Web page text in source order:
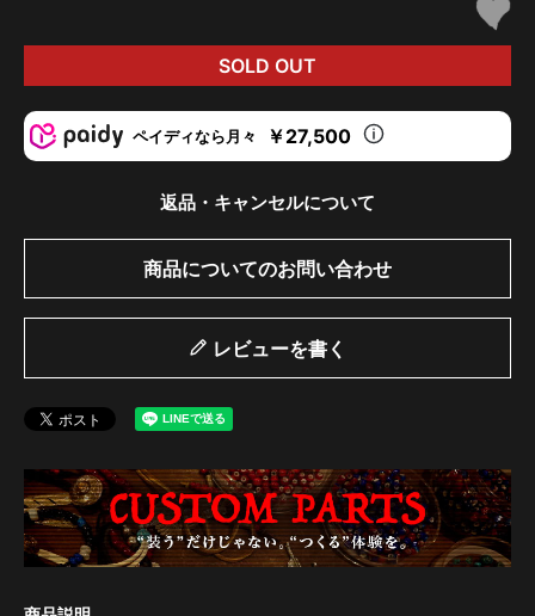
SOLD OUT
ペイディなら月々 ￥27,500
返品・キャンセルについて
商品についてのお問い合わせ
レビューを書く